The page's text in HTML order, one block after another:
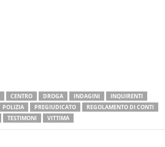
CENTRO DROGA INDAGINI
INQUIRENTI
POLIZIA PREGIUDICATO
REGOLAMENTO DI CONTI
TESTIMONI VITTIMA